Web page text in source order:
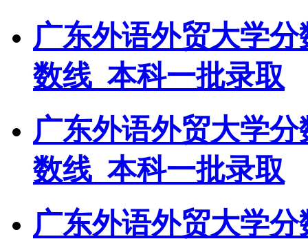
广东外语外贸大学
数线_本科一批录取
广东外语外贸大学
数线_本科一批录取
广东外语外贸大学